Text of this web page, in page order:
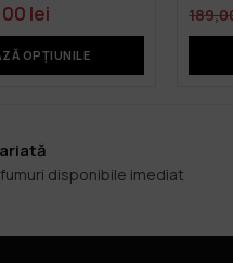
lei
OPȚIUNILE
disponibile imediat